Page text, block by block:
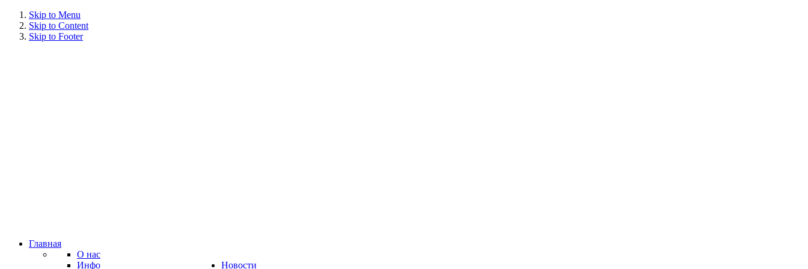
Skip to Menu
Skip to Content
Skip to Footer
Главная
О нас
Инфо
Новости